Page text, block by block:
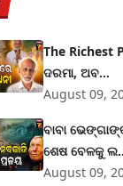
The Richest
ଦରମା, ଅବ...
August 09,
ବାବା
ଶେଷ ବେଳକୁ
August 09,